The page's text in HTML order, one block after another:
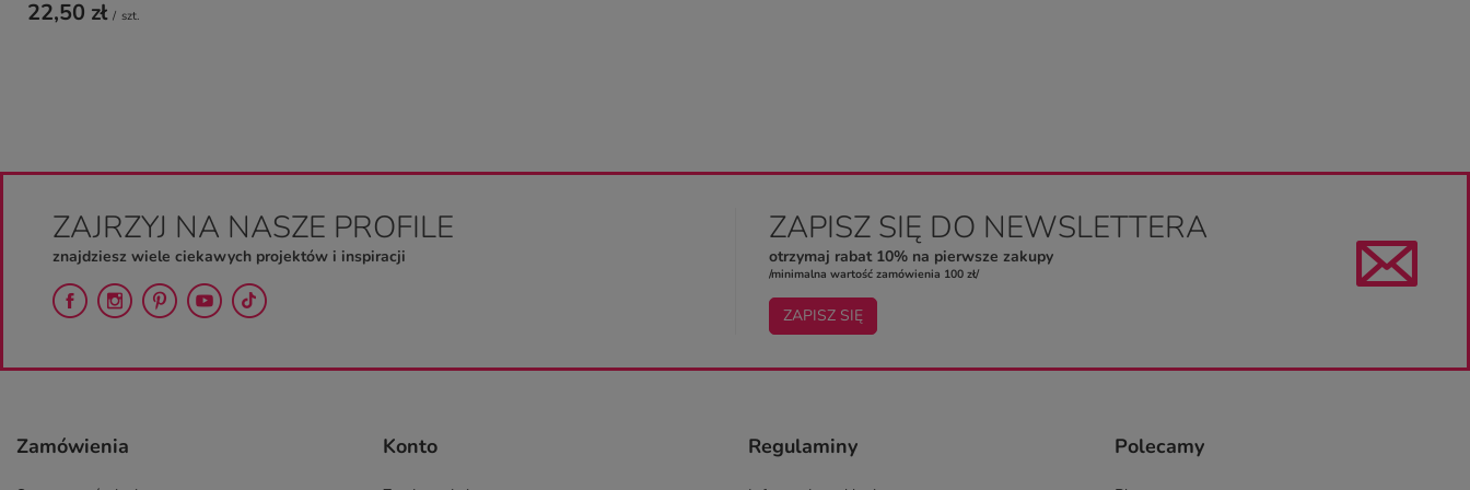
22,50 zł / szt.
ZAJRZYJ NA NASZE PROFILE
znajdziesz wiele ciekawych projektów i inspiracji
ZAPISZ SIĘ DO NEWSLETTERA
otrzymaj rabat 10% na pierwsze zakupy
/minimalna wartość zamówienia 100 zł/
ZAPISZ SIĘ
Zamówienia Konto Regulaminy Polecamy